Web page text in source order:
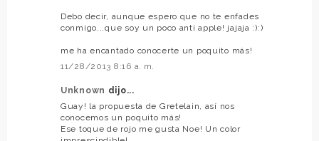
Debo decir, aunque espero que no te enfades
conmigo...que soy un poco anti apple! jajaja :):)
me ha encantado conocerte un poquito más!
11/28/2013 8:16 a. m.
Unknown dijo...
Guay! la propuesta de Gretelain, así nos
conocemos un poquito más!
Ese toque de rojo me gusta Noe! Un color